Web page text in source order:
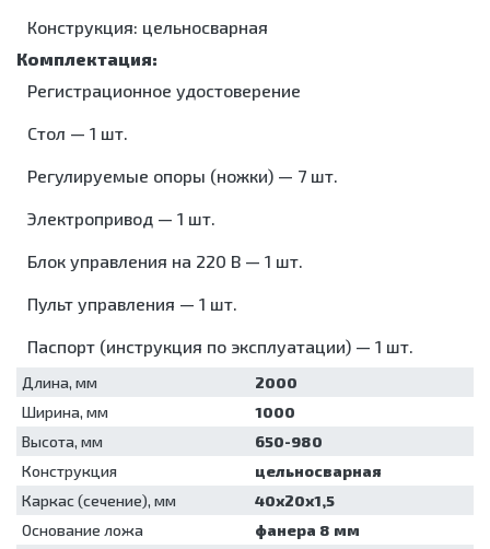
моюще-
дезинфицирующие
эндоскопов
мойки
для
медицинских
Шкафы для
хранения
стерильных
эндоскопов
Шкафы
стерильных
инструментов
Кипятильники
дезинфекционные
Контейнеры
дезинфекции
стерилизационные
моюще-
Мойки для
Стерилизаторы
ванны/
мойки
Упаковочные
Установки
для
обеззараживания
дезинфекция
помещений
Лампы
бактерицидные
Облучатели
Аппараты
аэрозольной
аппараты и
Холтеры и
кардиорегистраторы
Барани
мониторы
Насосы
шприцевые
Жгуты
Ларингоскопы
Термоконтейнеры
Микроскопы
Морозильники
Конструкция: цельносварная
Регистрационное удостоверение
Стол — 1 шт.
Регулируемые опоры (ножки) — 7 шт.
Электропривод — 1 шт.
Блок управления на 220 В — 1 шт.
Пульт управления — 1 шт.
Паспорт (инструкция по эксплуатации) — 1 шт.
Длина, мм
2000
Ширина, мм
1000
Высота, мм
650-980
Конструкция
цельносварная
Каркас (сечение), мм
40х20х1,5
Основание ложа
фанера 8 мм